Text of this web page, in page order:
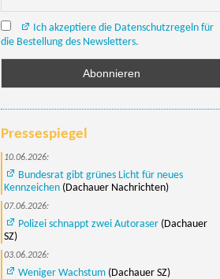
Ich akzeptiere die Datenschutzregeln für
die Bestellung des Newsletters.
Pressespiegel
10.06.2026:
Bundesrat gibt grünes Licht für neues
Kennzeichen (Dachauer Nachrichten)
07.06.2026:
Polizei schnappt zwei Autoraser (Dachauer
SZ)
03.06.2026:
Weniger Wachstum (Dachauer SZ)